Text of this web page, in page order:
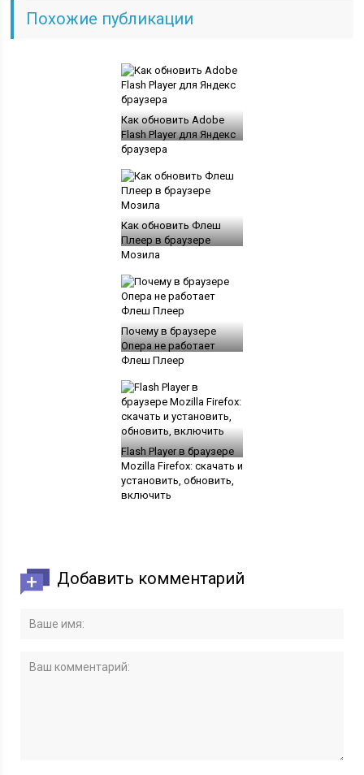
Похожие публикации
Как обновить Adobe
Flash Player для Яндекс
браузера
Как обновить Флеш
Плеер в браузере
Мозила
Почему в браузере
Опера не работает
Флеш Плеер
Flash Player в браузере
Mozilla Firefox: скачать и
установить, обновить,
включить
Добавить комментарий